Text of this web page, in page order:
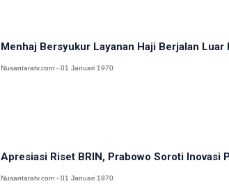
Menhaj Bersyukur Layanan Haji Berjalan Luar
Nusantaratv.com - 01 Januari 1970
Apresiasi Riset BRIN, Prabowo Soroti Inovasi
Nusantaratv.com - 01 Januari 1970